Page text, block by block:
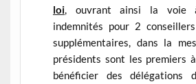
loi, ouvrant ainsi la voie
indemnités pour 2
supplémentaires, dans la
présidents sont les premiers
bénéficier des délégations